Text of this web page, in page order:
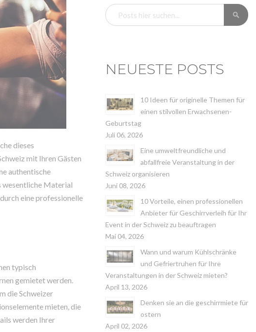
dieses
mit Ihren Gästen
authentische
wesentliche Material
eine professionelle
typisch
gemietet werden.
die Schweizer
mieten, die
werden Ihrer
SUCHE
NEUESTE POSTS
10 Ideen für originelle Themen für
einen stilvollen Erwachsenen-
Geburtstag
Juli 06, 2026
Eine umweltfreundliche und
abfallfreie Veranstaltung in der
Schweiz organisieren
Juni 08, 2026
10 Vorteile, einen professionellen
Anbieter für Geschirrverleih für Ihr
Event in der Schweiz zu beauftragen
Mai 04, 2026
Wann und warum Kühlschränke
und Gefriertruhen für Ihre
Veranstaltungen in der Schweiz mieten?
April 13, 2026
Denken sie an die geschirrmiete für
ostern
April 02, 2026